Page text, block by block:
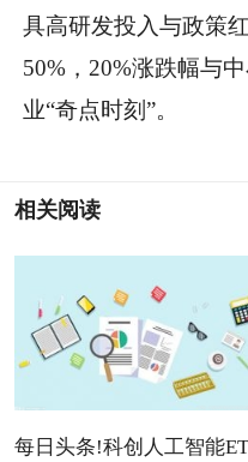
具高研发投入与政策
50%，20%涨跌幅与
业“奇点时刻”。
相关阅读
每日头条!科创人工智能